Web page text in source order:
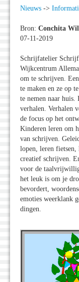
Nieuws ->
Bron: Conchita
07-11-2019
Schrijfatelier
Wijkcentrum
om te schrijven.
te maken en ze op
te nemen naar huis.
verhalen. Verhalen
de focus op het
Kinderen leren om
van schrijven.
lopen, leren fietsen,
creatief schrijven.
voor de
het leuk is om je
bevordert,
emoties weerklank
dingen.